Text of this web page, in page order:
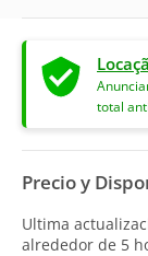
total
Precio y
Ultima
alrededor de 5